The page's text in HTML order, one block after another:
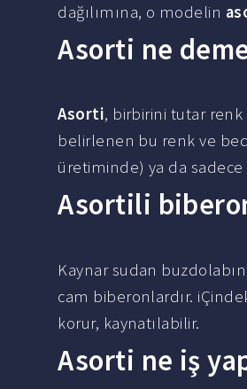
dağılımına, o modelin
Asorti ne
Asorti, birbirini tutar renk
belirlenen bu renk ve
üretiminde) ya da
Asortili
Kaynar sudan
cam biberonlardır.
korur, kaynatılabilir.
Asorti ne iş